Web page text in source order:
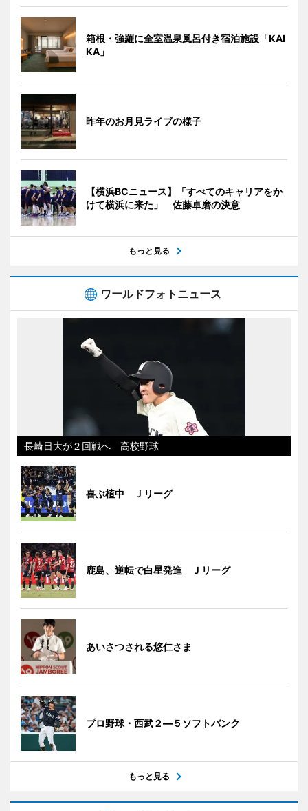
箱根・強羅に全室温泉風呂付き宿泊施設「KAI
KA」
昨年のお月見ライブの様子
【横浜BCニュース】「すべてのキャリアをか
けて横浜に来た」 佐藤卓磨の決意
もっと見る
ワールドフォトニュース
長崎日大が２回戦へ 高校野球
喜ぶ植中 Ｊリーグ
鹿島、逆転で白星発進 Ｊリーグ
あいさつされる悠仁さま
プロ野球・西武２―５ソフトバンク
もっと見る